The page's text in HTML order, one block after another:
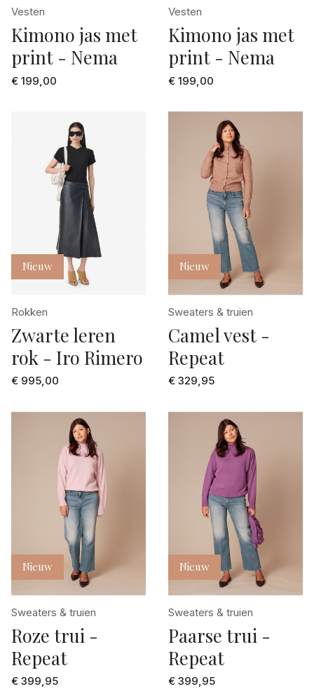
Vesten
Kimono jas met
print - Nema
€ 199,00
Vesten
Kimono jas met
print - Nema
€ 199,00
Nieuw
Rokken
Zwarte leren
rok - Iro Rimero
€ 995,00
Nieuw
Sweaters & truien
Camel vest -
Repeat
€ 329,95
Nieuw
Sweaters & truien
Roze trui -
Repeat
€ 399,95
Nieuw
Sweaters & truien
Paarse trui -
Repeat
€ 399,95